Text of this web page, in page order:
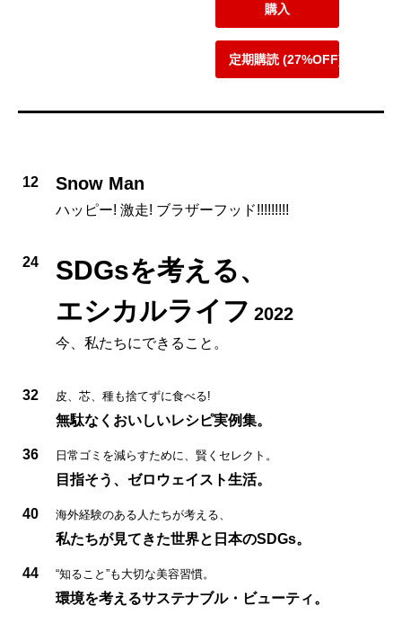
購入
定期購読 (27%OFF)
12 Snow Man
ハッピー! 激走! ブラザーフッド!!!!!!!!!
24
SDGsを考える、
エシカルライフ 2022
今、私たちにできること。
32 皮、芯、種も捨てずに食べる!
無駄なくおいしいレシピ実例集。
36 日常ゴミを減らすために、賢くセレクト。
目指そう、ゼロウェイスト生活。
40 海外経験のある人たちが考える、
私たちが見てきた世界と日本のSDGs。
44 “知ること”も大切な美容習慣。
環境を考えるサステナブル・ビューティ。